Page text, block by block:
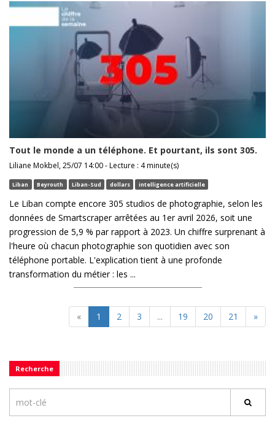
Tout le monde a un téléphone. Et pourtant, ils sont 305.
Liliane Mokbel, 25/07 14:00 - Lecture : 4 minute(s)
Liban Beyrouth Liban-Sud dollars intelligence artificielle
Le Liban compte encore 305 studios de photographie, selon les
données de Smartscraper arrêtées au 1er avril 2026, soit une
progression de 5,9 % par rapport à 2023. Un chiffre surprenant à
l'heure où chacun photographie son quotidien avec son
téléphone portable. L'explication tient à une profonde
transformation du métier : les ...
« 1 2 3 ... 19 20 21 »
Recherche